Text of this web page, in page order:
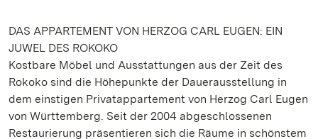
DAS APPARTEMENT VON HERZOG CARL EUGEN: EIN
JUWEL DES ROKOKO
Kostbare Möbel und Ausstattungen aus der Zeit des
Rokoko sind die Höhepunkte der Dauerausstellung in
dem einstigen Privatappartement von Herzog Carl Eugen
von Württemberg. Seit der 2004 abgeschlossenen
Restaurierung präsentieren sich die Räume in schönstem